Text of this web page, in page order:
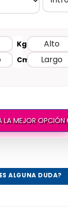
Kg
Cm
LA MEJOR OPCIÓN
ALGUNA DUDA?